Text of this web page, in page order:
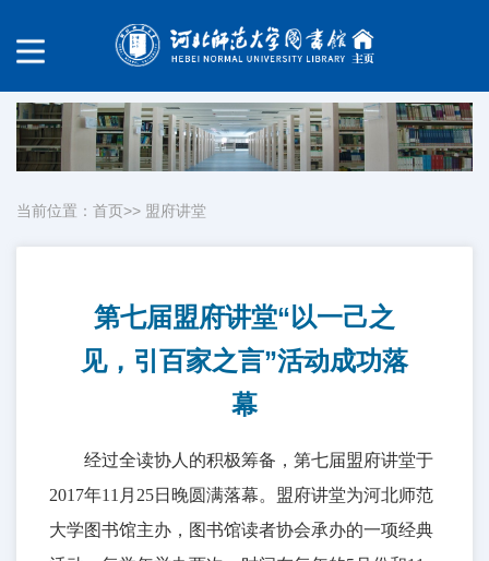
当前位置： 首页>> 盟府讲堂
第七届盟府讲堂“以一己之
见，引百家之言”活动成功落
幕
经过全读协人的积极筹备，第七届盟府讲堂于
2017年11月25日晚圆满落幕。盟府讲堂为河北师范
大学图书馆主办，图书馆读者协会承办的一项经典